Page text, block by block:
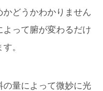
どうかわかりません
って腑が変わるだけ
。
量によって微妙に光